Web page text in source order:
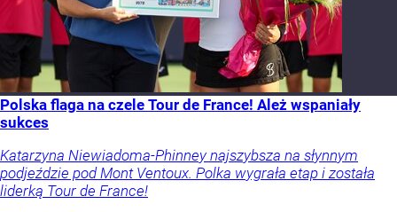
Polska flaga na czele Tour de France! Ależ wspaniały
sukces
Katarzyna Niewiadoma-Phinney najszybsza na słynnym
podjeździe pod Mont Ventoux. Polka wygrała etap i została
liderką Tour de France!